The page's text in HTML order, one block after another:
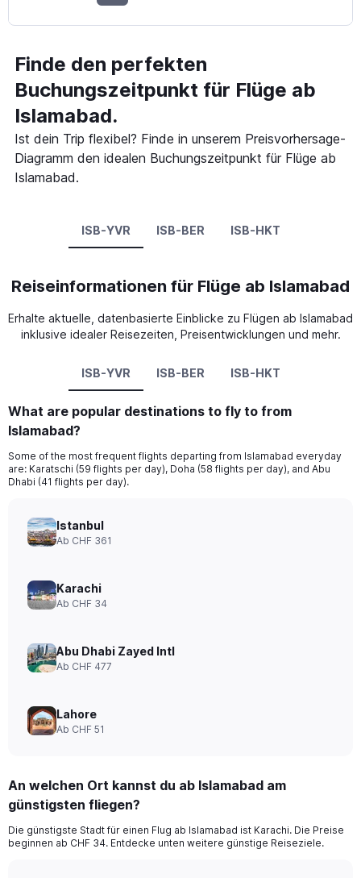
Finde den perfekten
Buchungszeitpunkt für Flüge ab
Islamabad.
Ist dein Trip flexibel? Finde in unserem Preisvorhersage-
Diagramm den idealen Buchungszeitpunkt für Flüge ab
Islamabad.
ISB-YVR ISB-BER ISB-HKT
Reiseinformationen für Flüge ab Islamabad
Erhalte aktuelle, datenbasierte Einblicke zu Flügen ab Islamabad
inklusive idealer Reisezeiten, Preisentwicklungen und mehr.
ISB-YVR ISB-BER ISB-HKT
What are popular destinations to fly to from
Islamabad?
Some of the most frequent flights departing from Islamabad everyday
are: Karatschi (59 flights per day), Doha (58 flights per day), and Abu
Dhabi (41 flights per day).
Istanbul
Ab CHF 361
Karachi
Ab CHF 34
Abu Dhabi Zayed Intl
Ab CHF 477
Lahore
Ab CHF 51
An welchen Ort kannst du ab Islamabad am
günstigsten fliegen?
Die günstigste Stadt für einen Flug ab Islamabad ist Karachi. Die Preise
beginnen ab CHF 34. Entdecke unten weitere günstige Reiseziele.